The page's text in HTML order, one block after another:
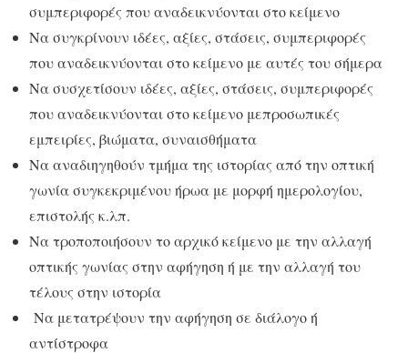
συμπεριφορές που αναδεικνύονται στο κείμενο
Να συγκρίνουν ιδέες, αξίες, στάσεις, συμπεριφορές
που αναδεικνύονται στο κείμενο με αυτές του σήμερα
Να συσχετίσουν ιδέες, αξίες, στάσεις, συμπεριφορές
που αναδεικνύονται στο κείμενο μεπροσωπικές
εμπειρίες, βιώματα, συναισθήματα
Να αναδιηγηθούν τμήμα της ιστορίας από την οπτική
γωνία συγκεκριμένου ήρωα με μορφή ημερολογίου,
επιστολής κ.λπ.
Να τροποποιήσουν το αρχικό κείμενο με την αλλαγή
οπτικής γωνίας στην αφήγηση ή με την αλλαγή του
τέλους στην ιστορία
Να μετατρέψουν την αφήγηση σε διάλογο ή
αντίστροφα